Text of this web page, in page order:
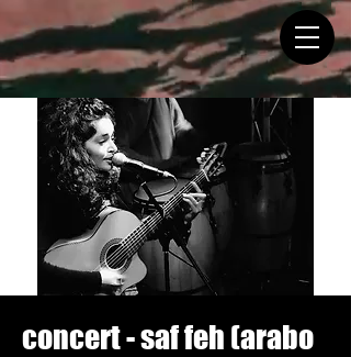
concert - saf feh (arabo